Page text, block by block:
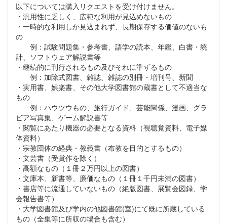
以下については購入リクエストを受け付けません。
・汎用性に乏しく、広範な利用が見込めないもの
・一時的な利用しか見込まれず、長期保存する価値のないも
の
例：試験問題集・参考書、語学の読本、年鑑、白書・統
計、ソフトウェア解説書等
・継続的に刊行されるもの及びそれに準ずるもの
例：加除式図書、雑誌、雑誌の別冊・増刊号、新聞
・実用書、娯楽書、その他大学図書館の蔵書として不適当な
もの
例：ハウツウもの、旅行ガイド、芸能関係、漫画、グラ
ビア写真集、ゲーム解説書等
・閲覧にあたり機器の必要となる資料（視聴覚資料、電子媒
体資料）
・宗教団体の経典・教義書（布教を目的とするもの）
・文芸書（受賞作を除く）
・高額なもの（１冊２万円以上の図書）
・文庫本、新書等、廉価なもの（１冊１千円未満の図書）
・書店等に流通していないもの（絶版図書、展覧会図録、学
会報告書等）
・大学図書館及び学内の他図書館(室)にて既に所蔵している
もの（全集等に所収の場合も含む）